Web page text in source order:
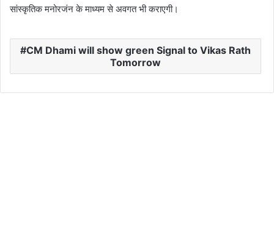
सांस्कृतिक मनोरजंन के माध्यम से अवगत भी कराएगी।
CM Dhami will show green Signal to Vikas Rath
Tomorrow